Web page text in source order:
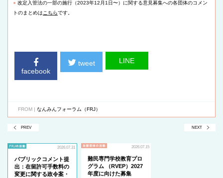
● 改定入管法の一部の施行（2023年12月1日〜）に関する意見募集への各団体のコメン
トのまとめはこちらです。
facebook
tweet LINE
FROM | なんみんフォーラム（FRJ）
PREV NEXT
2026.07.31
パブリックコメント提
出：在留許可手数料の
変更に関する政令案・
2026.07.15
難民専門学校教育プロ
グラム （RVEP）2027
年度に向けた募集